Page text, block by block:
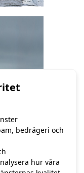
bedrägeri och
hur våra